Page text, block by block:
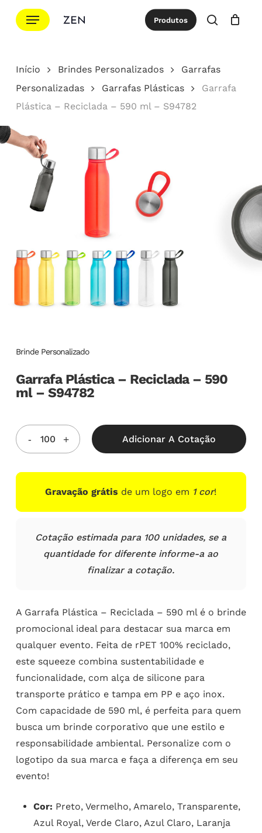
para
principal
Menu Produtos
procurar
Cotação Close
Início Brindes Personalizados
Garrafas
Personalizadas
Garrafas Plásticas
Garrafa
Plástica – Reciclada – 590 ml – S94782
Brinde Personalizado
Garrafa Plástica – Reciclada – 590
ml – S94782
Adicionar A Cotação
Gravação grátis de um logo em 1 cor!
Cotação estimada para 100 unidades, se a
quantidade for diferente informe-a ao
finalizar a cotação.
A Garrafa Plástica – Reciclada – 590 ml é o brinde
promocional ideal para destacar sua marca em
qualquer evento. Feita de rPET 100% reciclado,
este squeeze combina sustentabilidade e
funcionalidade, com alça de silicone para
transporte prático e tampa em PP e aço inox.
Com capacidade de 590 ml, é perfeita para quem
busca um brinde corporativo que une estilo e
responsabilidade ambiental. Personalize com o
logotipo da sua marca e faça a diferença em seu
evento!
Cor: Preto, Vermelho, Amarelo, Transparente,
Azul Royal, Verde Claro, Azul Claro, Laranja